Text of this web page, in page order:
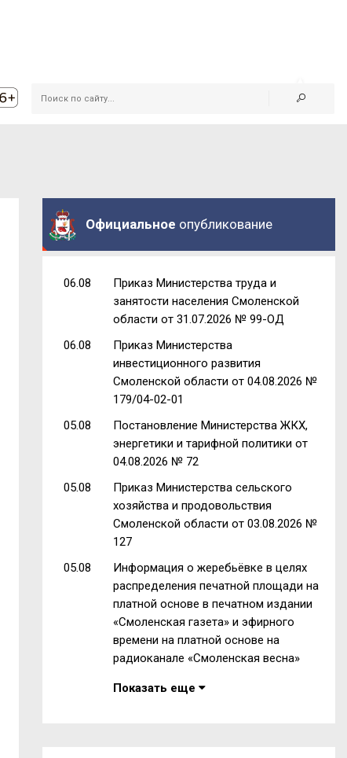
Официальное опубликование
06.08
Приказ Министерства труда и
занятости населения Смоленской
области от 31.07.2026 № 99-ОД
06.08
Приказ Министерства
инвестиционного развития
Смоленской области от 04.08.2026 №
179/04-02-01
05.08
Постановление Министерства ЖКХ,
энергетики и тарифной политики от
04.08.2026 № 72
05.08
Приказ Министерства сельского
хозяйства и продовольствия
Смоленской области от 03.08.2026 №
127
05.08
Информация о жеребьёвке в целях
распределения печатной площади на
платной основе в печатном издании
«Смоленская газета» и эфирного
времени на платной основе на
радиоканале «Смоленская весна»
Показать еще